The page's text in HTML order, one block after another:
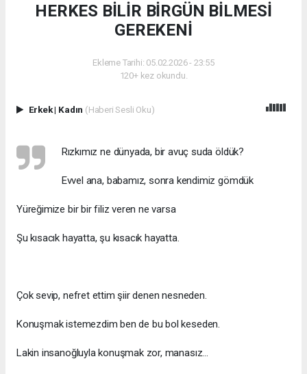
HERKES BİLİR BİRGÜN BİLMESİ
GEREKENİ
Ekleme Tarihi: 05.02.2026 - 23:55
120+ kez okundu.
Erkek| Kadın (Haberi Sesli Oku)
Rızkımız ne dünyada, bir avuç suda öldük?
Evvel ana, babamız, sonra kendimiz gömdük
Yüreğimize bir bir filiz veren ne varsa
Şu kısacık hayatta, şu kısacık hayatta.
Çok sevip, nefret ettim şiir denen nesneden.
Konuşmak istemezdim ben de bu bol keseden.
Lakin insanoğluyla konuşmak zor, manasız...